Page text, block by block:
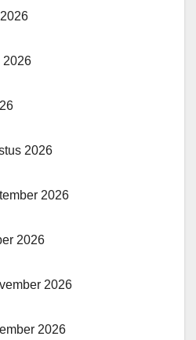
2026
2026
2026
2026
2026
2026